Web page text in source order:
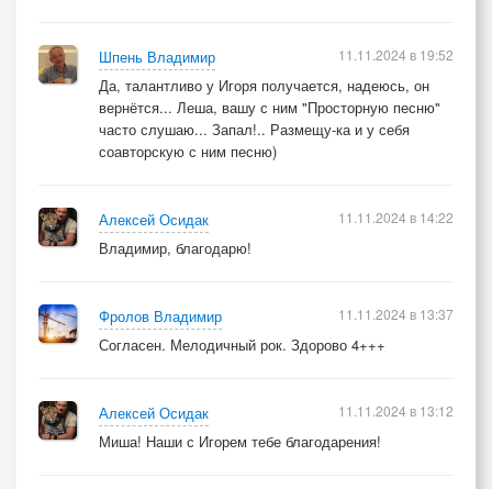
Шпень Владимир
Да, талантливо у Игоря получается, надеюсь, он
вернётся... Леша, вашу с ним "Просторную песню"
часто слушаю... Запал!.. Размещу-ка и у себя
соавторскую с ним песню)
11.11.2024 в 19:52
Алексей Осидак
Владимир, благодарю!
11.11.2024 в 14:22
Фролов Владимир
Согласен. Мелодичный рок. Здорово 4+++
11.11.2024 в 13:37
Алексей Осидак
Миша! Наши с Игорем тебе благодарения!
11.11.2024 в 13:12